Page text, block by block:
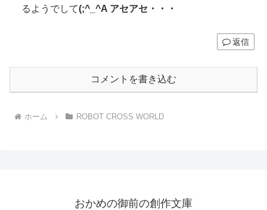
るようでして(;^_^A アセアセ・・・
返信
コメントを書き込む
ホーム ROBOT CROSS WORLD
おかめの御前の創作文庫